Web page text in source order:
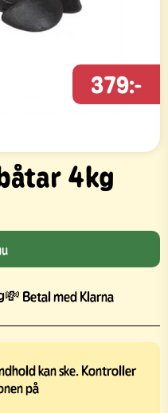
4kg
379:-
💸 Betal med Klarna
kan ske. Kontroller
på